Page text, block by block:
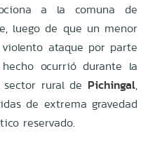
a la comuna de
luego de que un menor
ataque por parte
ocurrió durante la
rural de Pichingal,
de extrema gravedad
reservado.